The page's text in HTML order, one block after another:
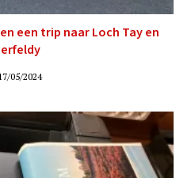
een trip naar Loch Tay en
05/2024